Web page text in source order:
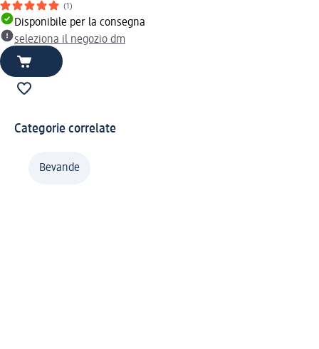
(1)
Disponibile per la consegna
seleziona il negozio dm
Categorie correlate
Bevande